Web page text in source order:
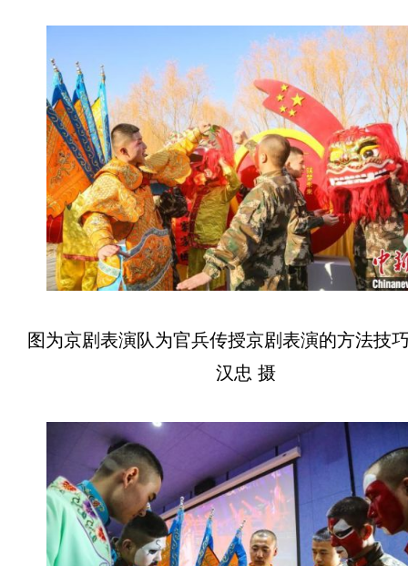
图为京剧表演队为官兵传授京剧表演的方法技
汉忠 摄